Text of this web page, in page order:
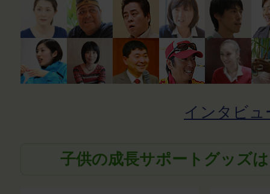
インタビュ
子供の成長サポートグッズ